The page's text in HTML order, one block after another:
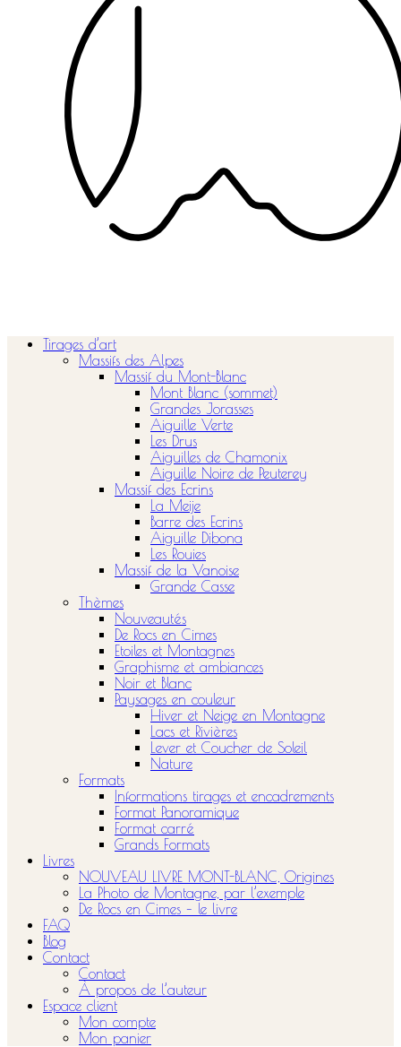
Tirages d’art
Massifs des Alpes
Massif du Mont-Blanc
Mont Blanc (sommet)
Grandes Jorasses
Aiguille Verte
Les Drus
Aiguilles de Chamonix
Aiguille Noire de Peuterey
Massif des Ecrins
La Meije
Barre des Ecrins
Aiguille Dibona
Les Rouies
Massif de la Vanoise
Grande Casse
Thèmes
Nouveautés
De Rocs en Cimes
Etoiles et Montagnes
Graphisme et ambiances
Noir et Blanc
Paysages en couleur
Hiver et Neige en Montagne
Lacs et Rivières
Lever et Coucher de Soleil
Nature
Formats
Informations tirages et encadrements
Format Panoramique
Format carré
Grands Formats
Livres
NOUVEAU LIVRE MONT-BLANC, Origines
La Photo de Montagne, par l’exemple
De Rocs en Cimes – le livre
FAQ
Blog
Contact
Contact
À propos de l’auteur
Espace client
Mon compte
Mon panier